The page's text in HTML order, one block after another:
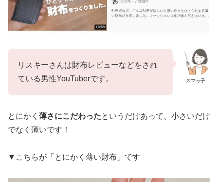
スマっ子
リスキーさんは財布レビューなどをされ
ている男性YouTuberです。
とにかく 薄さにこだわったというだけあって、小さいだけ
でなく薄いです！
▼こちらが「とにかく薄い財布」です